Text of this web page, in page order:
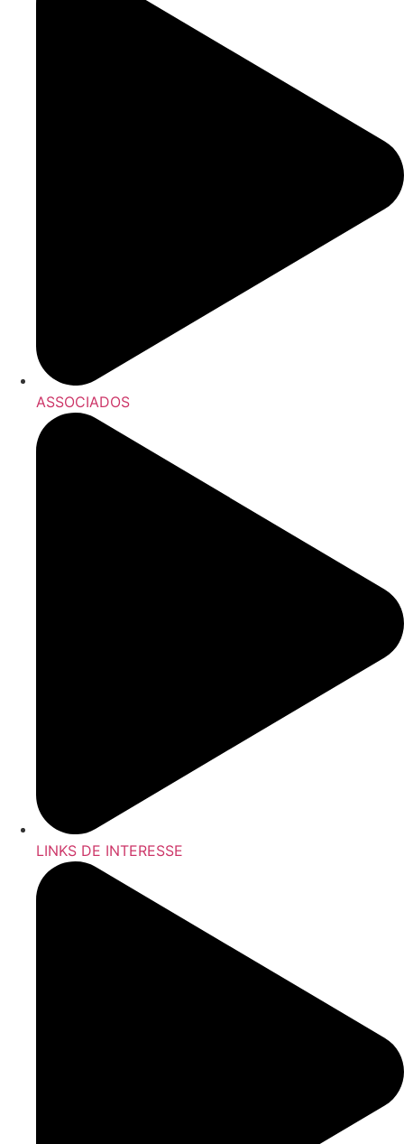
ASSOCIADOS
LINKS DE INTERESSE